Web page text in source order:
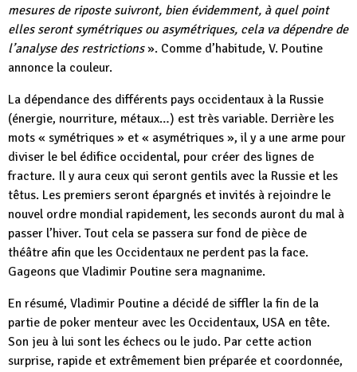
mesures de riposte suivront, bien évidemment, à quel point
elles seront symétriques ou asymétriques, cela va dépendre de
l’analyse des restrictions». Comme d’habitude, V. Poutine
annonce la couleur.
La dépendance des différents pays occidentaux à la Russie
(énergie, nourriture, métaux…) est très variable. Derrière les
mots « symétriques » et « asymétriques », il y a une arme pour
diviser le bel édifice occidental, pour créer des lignes de
fracture. Il y aura ceux qui seront gentils avec la Russie et les
têtus. Les premiers seront épargnés et invités à rejoindre le
nouvel ordre mondial rapidement, les seconds auront du mal à
passer l’hiver. Tout cela se passera sur fond de pièce de
théâtre afin que les Occidentaux ne perdent pas la face.
Gageons que Vladimir Poutine sera magnanime.
En résumé, Vladimir Poutine a décidé de siffler la fin de la
partie de poker menteur avec les Occidentaux, USA en tête.
Son jeu à lui sont les échecs ou le judo. Par cette action
surprise, rapide et extrêmement bien préparée et coordonnée,